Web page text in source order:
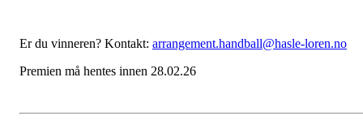
Er du vinneren? Kontakt: arrangement.handball@hasle-loren.no
Premien må hentes innen 28.02.26